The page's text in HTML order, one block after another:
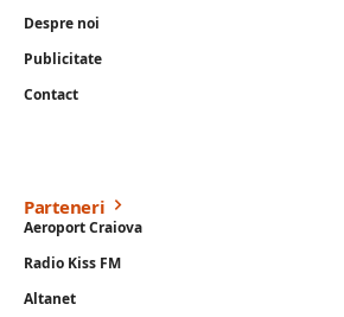
Despre noi
Publicitate
Contact
Parteneri
Aeroport Craiova
Radio Kiss FM
Altanet